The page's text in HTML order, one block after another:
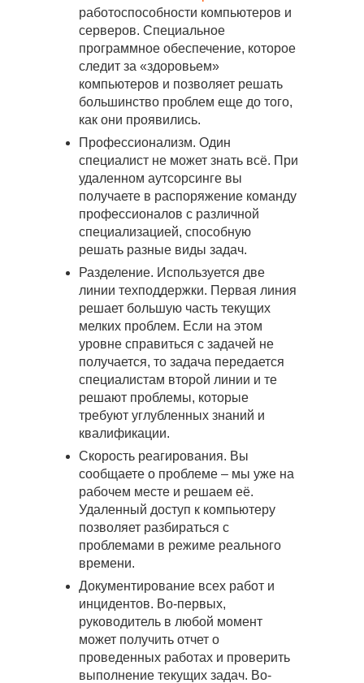
работоспособности компьютеров и
серверов. Специальное
программное обеспечение, которое
следит за «здоровьем»
компьютеров и позволяет решать
большинство проблем еще до того,
как они проявились.
Профессионализм. Один
специалист не может знать всё. При
удаленном аутсорсинге вы
получаете в распоряжение команду
профессионалов с различной
специализацией, способную
решать разные виды задач.
Разделение. Используется две
линии техподдержки. Первая линия
решает большую часть текущих
мелких проблем. Если на этом
уровне справиться с задачей не
получается, то задача передается
специалистам второй линии и те
решают проблемы, которые
требуют углубленных знаний и
квалификации.
Скорость реагирования. Вы
сообщаете о проблеме – мы уже на
рабочем месте и решаем её.
Удаленный доступ к компьютеру
позволяет разбираться с
проблемами в режиме реального
времени.
Документирование всех работ и
инцидентов. Во-первых,
руководитель в любой момент
может получить отчет о
проведенных работах и проверить
выполнение текущих задач. Во-